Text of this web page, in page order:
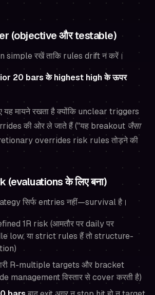
(objective और testable)
simple रखें ताकि rules drift न करें।
20 bars के highest high के ऊपर
मायने रखता है क्योंकि unclear triggers
की ओर ले जाते हैं ("यह breakout जैसा
overrides risk rules तोड़ने की
(evaluations के लिए बना)
सिर्फ entries नहीं—survival है।
1R risk (आमतौर पर daily पर
low, या strict rules हैं तो structure-
R-multiple targets और bracket
management विस्तार से cover करती है)